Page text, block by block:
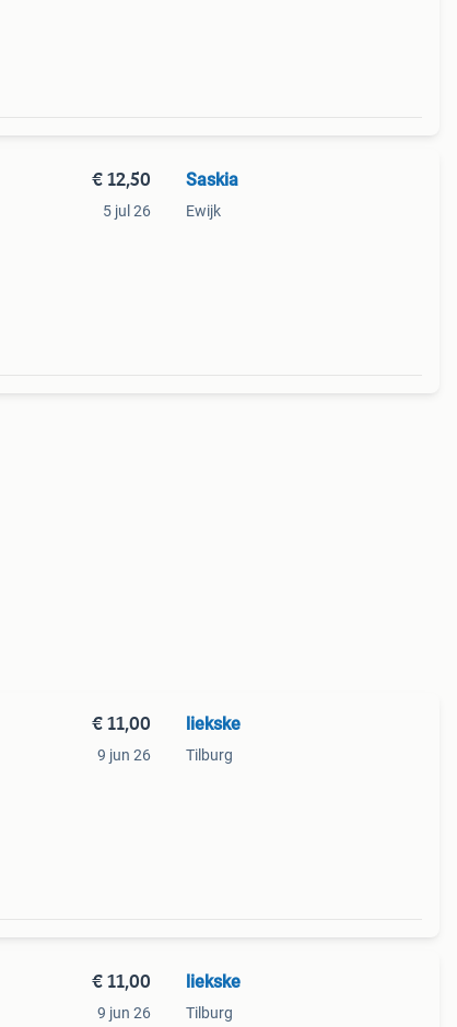
€ 12,50
5 jul 26
Saskia
Ewijk
€ 11,00
9 jun 26
liekske
Tilburg
€ 11,00
9 jun 26
liekske
Tilburg